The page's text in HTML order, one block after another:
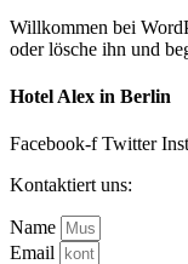
Willkommen bei
oder lösche ihn und
Hotel Alex in Berlin
Facebook-f Twitter
Kontaktiert uns:
Name
Email